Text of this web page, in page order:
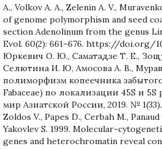
A., Volkov A. A., Zelenin A. V.,
of genome polymorphism and seed
section Adenolinum from the genus
Evol. 60(2): 661–676. https://doi.org/
Юркевич О. Ю., Саматадзе Т. Е.,
Селютина И. Ю, Амосова А. В.,
полиморфизм копеечника
Fabaceae) по локализации 45S и
мир Азиатской России, 2019. № 1(33).
Zoldos V., Papes D., Cerbah M.,
Yakovlev S. 1999. Molecular-
genes and heterochromatin reveal